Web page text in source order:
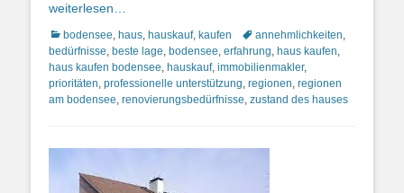
weiterlesen…
Kategorien
bodensee, haus, hauskauf, kaufen Schlagworte
annehmlichkeiten,
bedürfnisse, beste lage, bodensee, erfahrung, haus kaufen,
haus kaufen bodensee, hauskauf, immobilienmakler,
prioritäten, professionelle unterstützung, regionen, regionen
am bodensee, renovierungsbedürfnisse, zustand des hauses